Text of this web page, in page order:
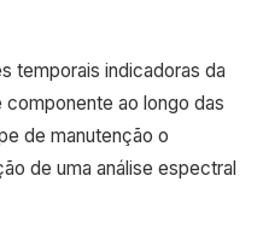
temporais indicadoras da
ao longo das
de manutenção o
de uma análise espectral